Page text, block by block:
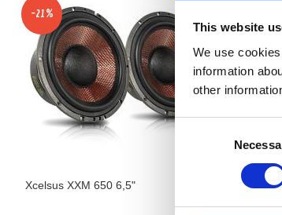
This website
We use
information
other
Consent
-21%
Xcelsus XXM 650 6,5" Reiss